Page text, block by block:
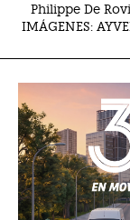
Philippe De
IMÁGENES: